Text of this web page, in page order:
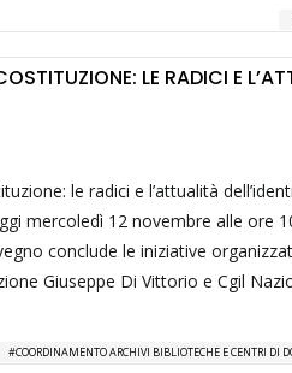
LE RADICI E
le radici e l’attualità
mercoledì 12 novembre alle ore
conclude le iniziative
Giuseppe Di Vittorio e Cgil
COORDINAMENTO ARCHIVI BIBLIOTECHE E CENTRI DI